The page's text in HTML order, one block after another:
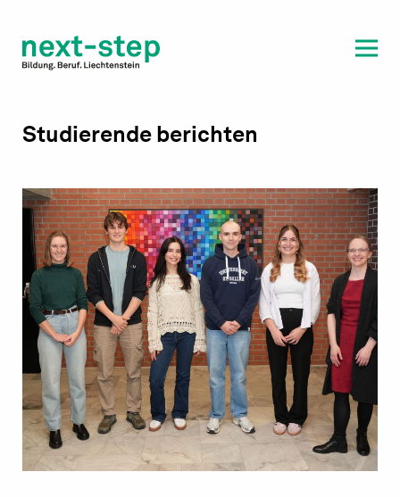
Beratung & Unterstützung
Studierende berichten